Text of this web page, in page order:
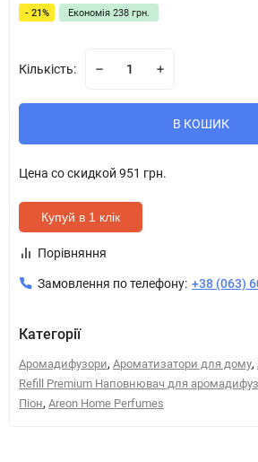
- 21% Економія 238 грн.
Кількість:
В КОШИК
Цена со скидкой 951 грн.
Купуй в 1 клік
Порівняння
Замовлення по телефону: +38 (063)
Категорії
Аромадифузори, Ароматизатори для дому,
Refill Premium Наповнювач для
Піон, Areon Home Perfumes